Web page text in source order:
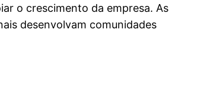
o crescimento da empresa. As
desenvolvam comunidades